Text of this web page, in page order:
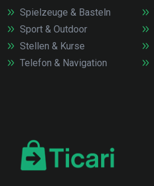
Spielzeuge & Basteln
Sport & Outdoor
Stellen & Kurse
Telefon & Navigation